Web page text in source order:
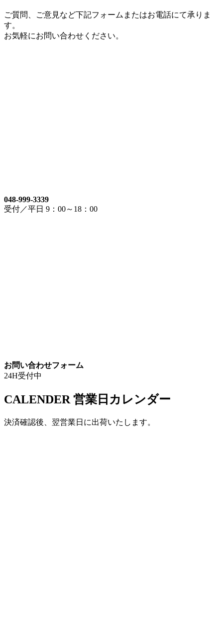
ご質問、ご意見など下記フォームまたはお電話にて承りま
す。
お気軽にお問い合わせください。
048-999-3339
受付／平日 9：00～18：00
お問い合わせフォーム
24H受付中
CALENDER 営業日カレンダー
決済確認後、翌営業日に出荷いたします。